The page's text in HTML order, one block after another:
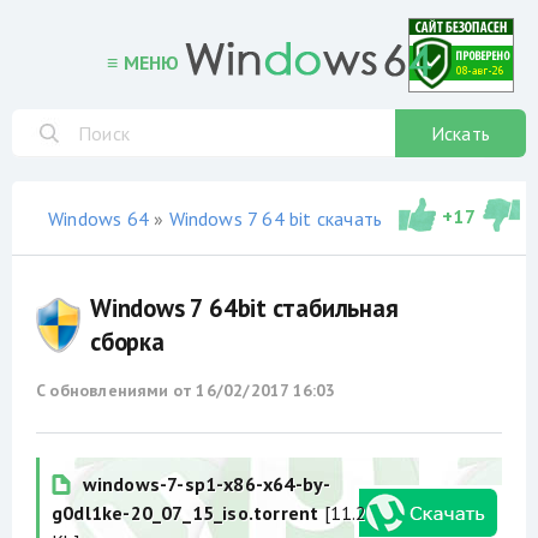
≡ МЕНЮ
Искать
Windows 64» Windows 7 64 bit скачать торрент»
+17
Windows 7 64bit стабильная
сборка
С обновлениями от16/02/2017 16:03
windows-7-sp1-x86-x64-by-
g0dl1ke-20_07_15_iso.torrent[11.2